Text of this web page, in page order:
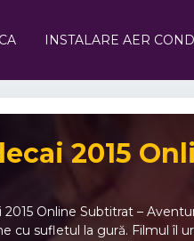
INSTALARE AER
2015
2015 Online Subtitrat –
cu sufletul la gură. Filmul îl